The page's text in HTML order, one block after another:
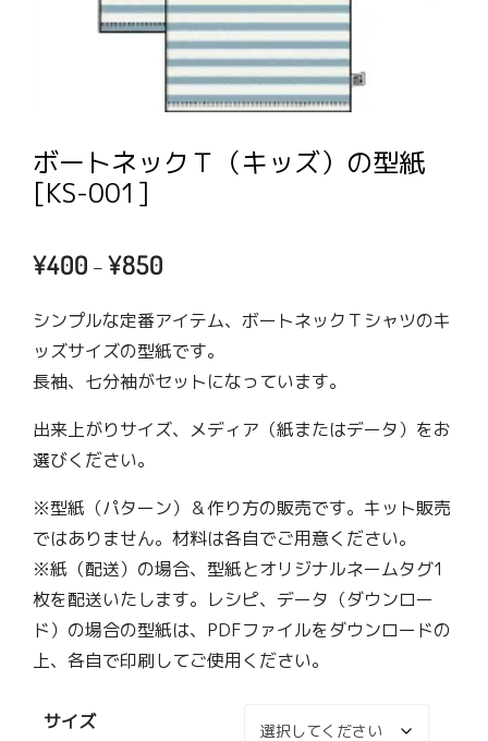
ボートネックＴ（キッズ）の型紙
[KS-001]
¥400 – ¥850
帯:
¥400
–
シンプルな定番アイテム、ボートネックＴシャツのキ
ッズサイズの型紙です。
長袖、七分袖がセットになっています。
出来上がりサイズ、メディア（紙またはデータ）をお
選びください。
※型紙（パターン）＆作り方の販売です。キット販売
ではありません。材料は各自でご用意ください。
※紙（配送）の場合、型紙とオリジナルネームタグ1
枚を配送いたします。レシピ、データ（ダウンロー
ド）の場合の型紙は、PDFファイルをダウンロードの
上、各自で印刷してご使用ください。
サイズ